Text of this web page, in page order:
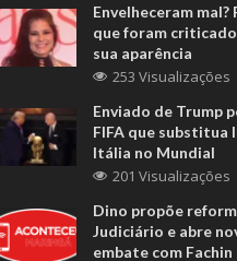
Envelheceram mal?
que foram
sua aparência
253 Visualizações
Enviado de Trump
FIFA que substitua
Itália no Mundial
201 Visualizações
Dino propõe
Judiciário e abre
embate com Fachin